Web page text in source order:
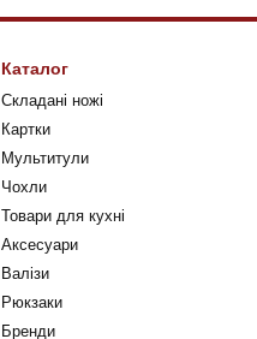
Каталог
Складані ножі
Картки
Мультитули
Чохли
Товари для кухні
Аксесуари
Валізи
Рюкзаки
Бренди